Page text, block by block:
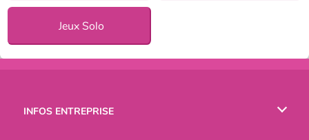
Jeux Solo
INFOS ENTREPRISE